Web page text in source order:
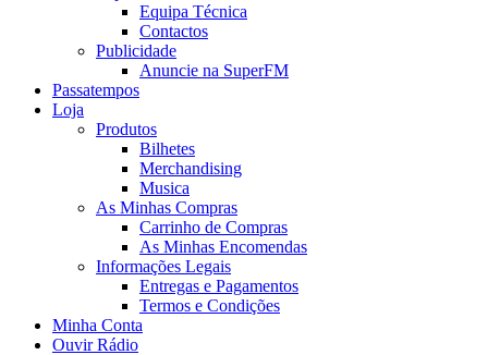
Equipa Técnica
Contactos
Publicidade
Anuncie na SuperFM
Passatempos
Loja
Produtos
Bilhetes
Merchandising
Musica
As Minhas Compras
Carrinho de Compras
As Minhas Encomendas
Informações Legais
Entregas e Pagamentos
Termos e Condições
Minha Conta
Ouvir Rádio